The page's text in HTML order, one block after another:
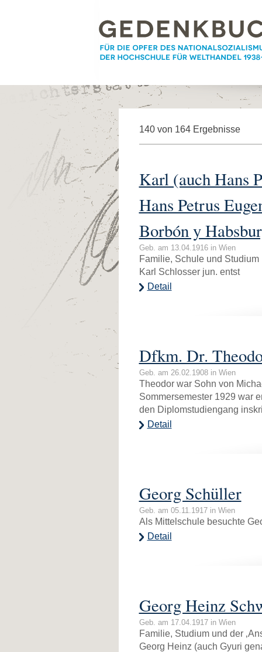
140 von 164 Ergebnisse
Karl (auch Hans
Hans Petrus
Borbón y
Geb. am 13.04.1916 in Wien
Familie, Schule und Studium
Karl Schlosser jun. entst
Detail
Dfkm. Dr.
Geb. am 26.02.1908 in Wien
Theodor war Sohn von
Sommersemester 1929 war
den Diplomstudiengang
Detail
Georg Schüller
Geb. am 05.11.1917 in Wien
Als Mittelschule besuchte
Detail
Georg Heinz
Geb. am 17.04.1917 in Wien
Familie, Studium und der
Georg Heinz (auch Gyuri